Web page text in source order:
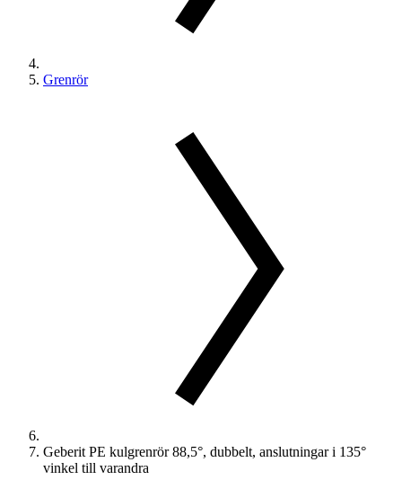
Grenrör
Geberit PE kulgrenrör 88,5°, dubbelt, anslutningar i 135°
vinkel till varandra